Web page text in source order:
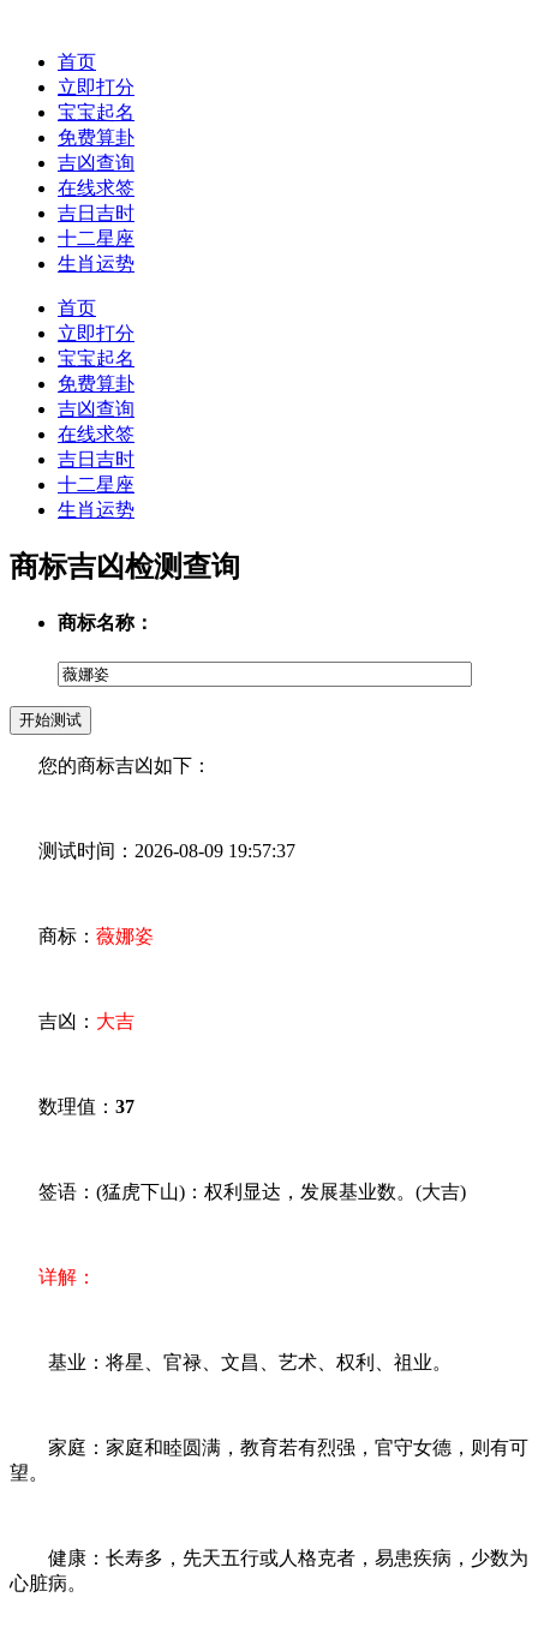
首页
立即打分
宝宝起名
免费算卦
吉凶查询
在线求签
吉日吉时
十二星座
生肖运势
首页
立即打分
宝宝起名
免费算卦
吉凶查询
在线求签
吉日吉时
十二星座
生肖运势
商标吉凶检测查询
商标名称：
您的商标吉凶如下：
测试时间：2026-08-09 19:57:37
商标： 薇娜姿
吉凶： 大吉
数理值： 37
签语：(猛虎下山)：权利显达，发展基业数。(大吉)
详解：
基业：将星、官禄、文昌、艺术、权利、祖业。
家庭：家庭和睦圆满，教育若有烈强，官守女德，则有可
望。
健康：长寿多，先天五行或人格克者，易患疾病，少数为
心脏病。